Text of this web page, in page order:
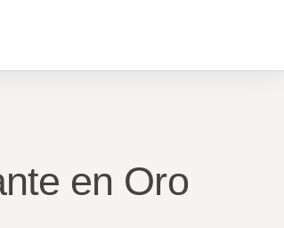
en Oro